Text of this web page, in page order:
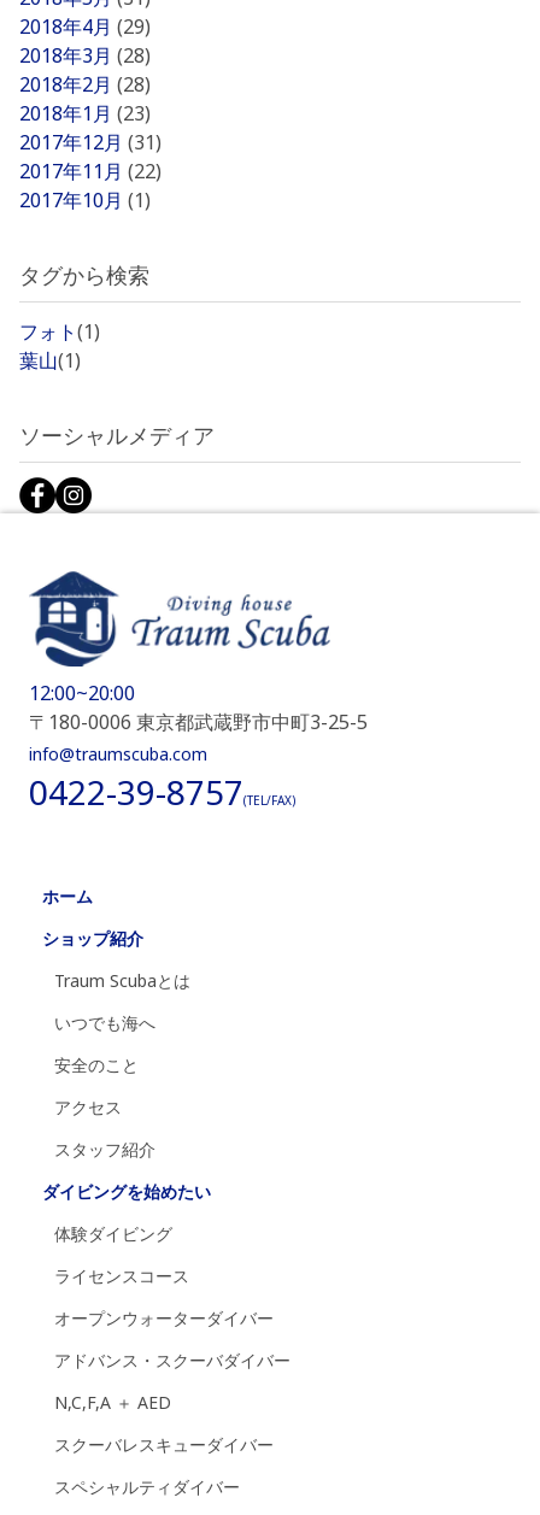
2018年4月 (29)
2018年3月 (28)
2018年2月 (28)
2018年1月 (23)
2017年12月 (31)
2017年11月 (22)
2017年10月 (1)
タグから検索
フォト(1)
葉山(1)
ソーシャルメディア
12:00~20:00
〒180-0006 東京都武蔵野市中町3-25-5
info@traumscuba.com
0422-39-8757(TEL/FAX)
ホーム
ショップ紹介
Traum Scubaとは
いつでも海へ
安全のこと
アクセス
スタッフ紹介
ダイビングを始めたい
体験ダイビング
ライセンスコース
オープンウォーターダイバー
アドバンス・スクーバダイバー
N,C,F,A ＋ AED
スクーバレスキューダイバー
スペシャルティダイバー